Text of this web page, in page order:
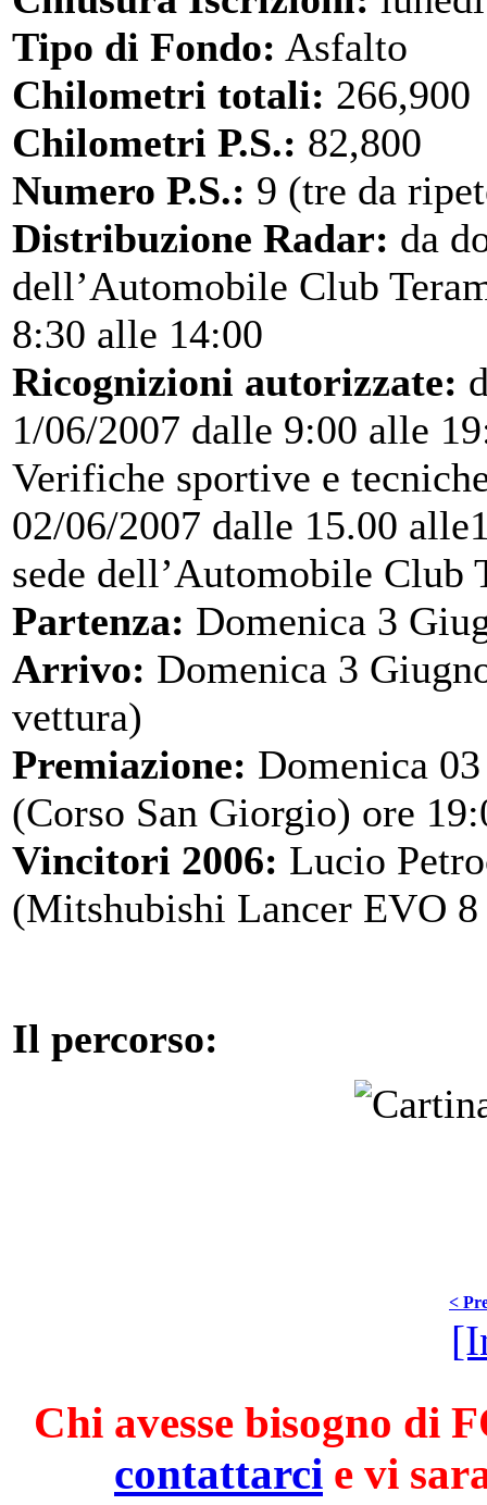
Tipo di Fondo: Asfalto
Chilometri totali: 266,900
Chilometri P.S.: 82,800
Numero P.S.: 9 (tre da
Distribuzione Radar: da
dell’Automobile Club
8:30 alle 14:00
Ricognizioni autorizzate:
1/06/2007 dalle 9:00 alle
Verifiche sportive e
02/06/2007 dalle 15.00
sede dell’Automobile Club
Partenza: Domenica 3
Arrivo: Domenica 3
vettura)
Premiazione: Domenica
(Corso San Giorgio) ore
Vincitori 2006: Lucio
(Mitshubishi Lancer EVO 8
Il percorso:
<
Chi avesse bisogno di
contattarci e vi